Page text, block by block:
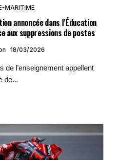
MARITIME
annoncée dans l’Éducation
aux suppressions de postes
18/03/2026
de l’enseignement appellent
de...